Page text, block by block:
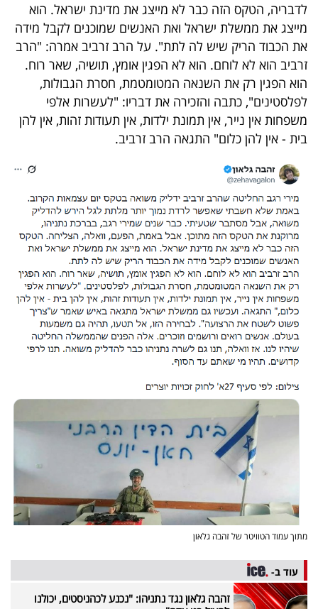
שיתופי
פעולה
דרושים
ניוזלטרים
מייל
אדום
פרסמו
באייס
עקבו
אחרינו:
לדבריה, הטקס הזה כבר לא מייצג את מדינת ישראל. הוא
מייצג את ממשלת ישראל ואת האנשים שמוכנים לקבל מידה
את הכבוד הריק שיש לה לתת". על הרב זרביב אמרה: "הרב
זרביב הוא לא לוחם. הוא לא הפגין אומץ, תושיה, שאר רוח.
הוא הפגין רק את השנאה המטומטמת, חסרת הגבולות,
לפלסטינים", כתבה והזכירה את דבריו: "לעשרות אלפי
משפחות אין נייר, אין תמונת ילדות, אין תעודות זהות, אין להן
בית - אין להן כלום" התגאה הרב זרביב.
מתוך עמוד הטוויטר של זהבה גלאון
עוד ב-
זהבה גלאון נגד נתניהו: "נכנע לכהניסטים, יכולנו